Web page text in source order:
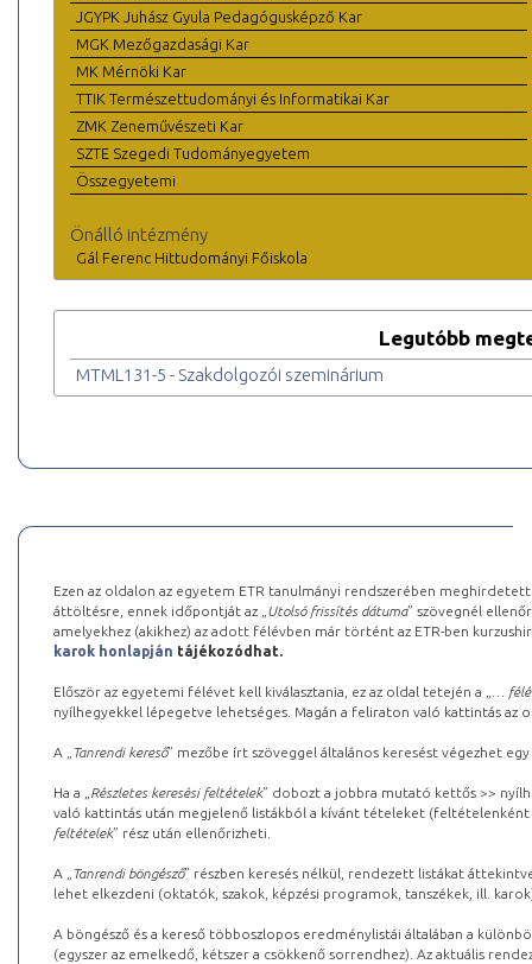
JGYPK Juhász Gyula Pedagógusképző Kar
MGK Mezőgazdasági Kar
MK Mérnöki Kar
TTIK Természettudományi és Informatikai Kar
ZMK Zeneművészeti Kar
SZTE Szegedi Tudományegyetem
Összegyetemi
Önálló intézmény
Gál Ferenc Hittudományi Főiskola
Legutóbb
MTML131-5 - Szakdolgozói szeminárium
Ezen az oldalon az egyetem ETR tanulmányi rendszerében
áttöltésre, ennek időpontját az „ Utolsó frissítés dátuma” szövegnél
amelyekhez (akikhez) az adott félévben már történt az ETR-ben
karok honlapján tájékozódhat.
Először az egyetemi félévet kell kiválasztania, ez az oldal tetején a „
…
nyílhegyekkel lépegetve lehetséges. Magán a feliraton való kattintás az
A „ Tanrendi kereső” mezőbe írt szöveggel általános keresést végezhet
Ha a „ Részletes keresési feltételek” dobozt a jobbra mutató kettős >>
való kattintás után megjelenő listákból a kívánt tételeket (feltételenként
feltételek” rész után ellenőrizheti.
A „ Tanrendi böngésző” részben keresés nélkül, rendezett listákat
lehet elkezdeni (oktatók, szakok, képzési programok, tanszékek, ill.
A böngésző és a kereső többoszlopos eredménylistái általában a
(egyszer az emelkedő, kétszer a csökkenő sorrendhez). Az aktuális